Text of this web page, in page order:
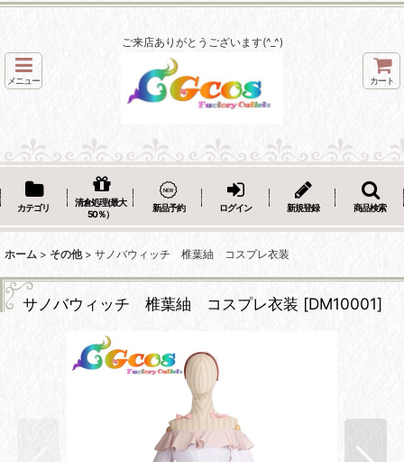
ご来店ありがとうございます(^_^)
メニュー カート
カテゴリ
清倉処理(最大
50％）
新品予約 ログイン 新規登録 商品検索
ホーム > その他 > サノバウィッチ 椎葉紬 コスプレ衣装
サノバウィッチ 椎葉紬 コスプレ衣装 [DM10001]